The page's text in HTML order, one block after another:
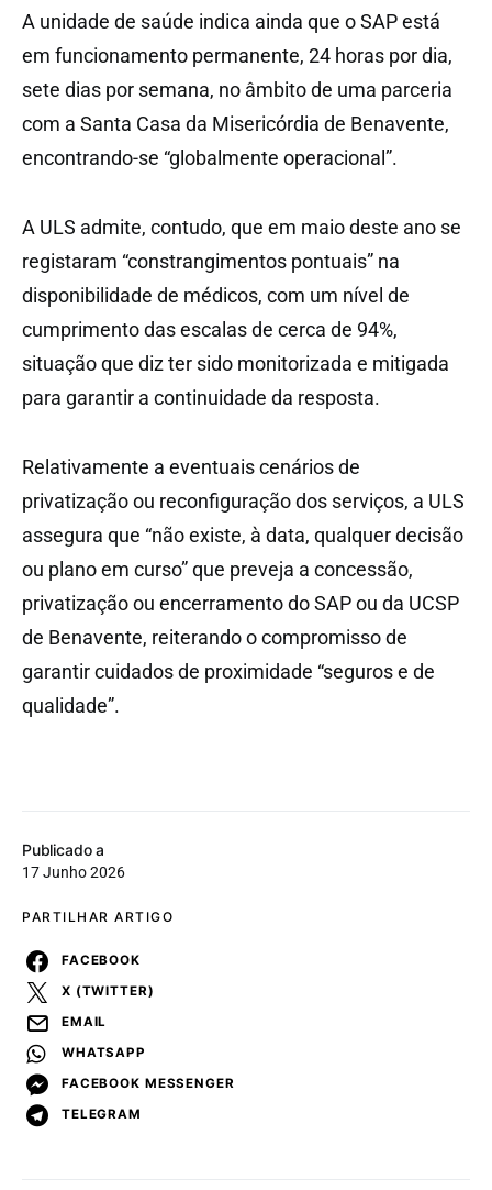
Publicado a
17 Junho 2026
PARTILHAR ARTIGO
FACEBOOK
X (TWITTER)
EMAIL
WHATSAPP
FACEBOOK MESSENGER
TELEGRAM
A unidade de saúde indica ainda que o SAP está
em funcionamento permanente, 24 horas por dia,
sete dias por semana, no âmbito de uma parceria
com a Santa Casa da Misericórdia de Benavente,
encontrando-se “globalmente operacional”.
A ULS admite, contudo, que em maio deste ano se
registaram “constrangimentos pontuais” na
disponibilidade de médicos, com um nível de
cumprimento das escalas de cerca de 94%,
situação que diz ter sido monitorizada e mitigada
para garantir a continuidade da resposta.
Relativamente a eventuais cenários de
privatização ou reconfiguração dos serviços, a ULS
assegura que “não existe, à data, qualquer decisão
ou plano em curso” que preveja a concessão,
privatização ou encerramento do SAP ou da UCSP
de Benavente, reiterando o compromisso de
garantir cuidados de proximidade “seguros e de
qualidade”.